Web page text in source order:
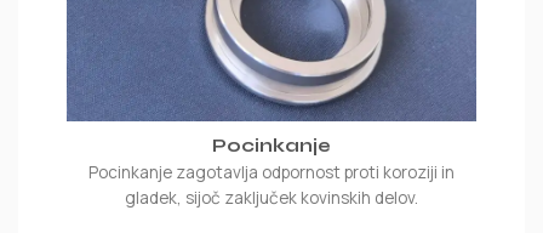
Pocinkanje
Pocinkanje zagotavlja odpornost proti koroziji in
gladek, sijoč zaključek kovinskih delov.